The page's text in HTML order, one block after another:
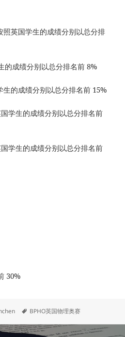
英国学生的成绩分别以总分排
的成绩分别以总分排名前 8%
的成绩分别以总分排名前 15%
学生的成绩分别以总分排名前
学生的成绩分别以总分排名前
30%
标
BPHO英国物理奥赛